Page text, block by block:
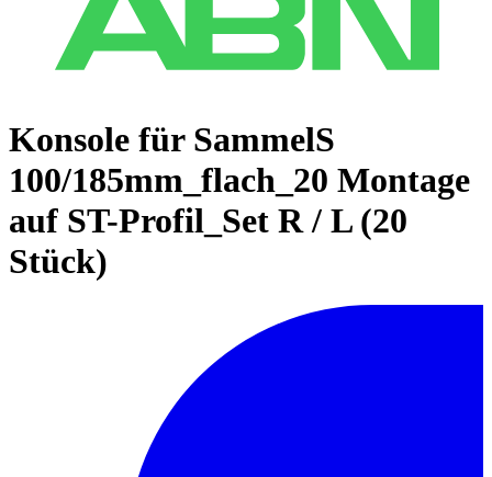
Konsole für SammelS
100/185mm_flach_20 Montage
auf ST-Profil_Set R / L (20
Stück)